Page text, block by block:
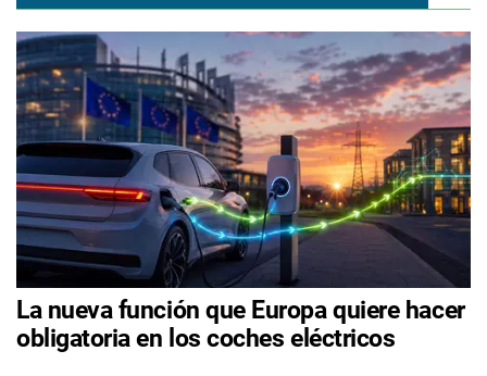
La nueva función que Europa quiere hacer
obligatoria en los coches eléctricos